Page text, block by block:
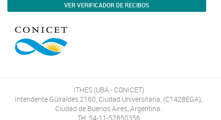
VER VERIFICADOR DE RECIBOS
ITHES (UBA - CONICET)
Intendente Güiraldes 2160, Ciudad Universitaria, (C1428EGA),
Ciudad de Buenos Aires, Argentina.
Tel: 54-11-52850356